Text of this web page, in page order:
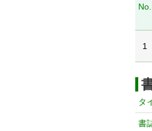
No.
1
タ
書